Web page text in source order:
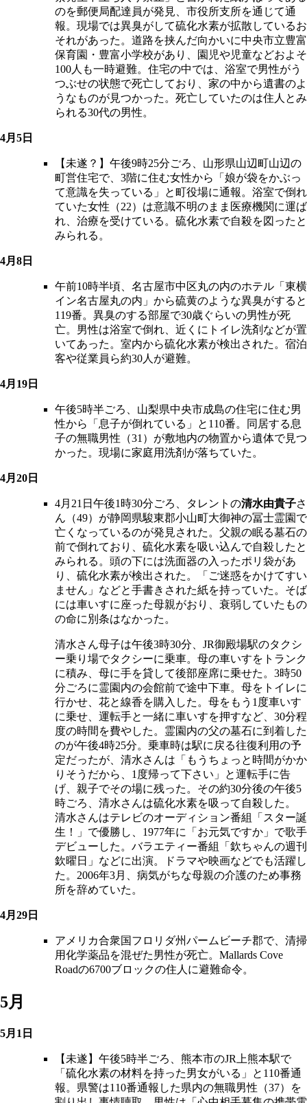
のを郵便局配達員が発見、市役所支所を通じて通
報。現場では異臭がして硫化水素が拡散しているお
それがあった。道路を挟んだ向かいに中央市立豊富
保育園・豊富小学校があり、園児や児童などおよそ
100人も一時避難。住宅の中では、浴室で男性がう
つぶせの状態で死亡しており、家の中から遺書のよ
うなものが見つかった。死亡していたのは住人とみ
られる30代の男性。
4月5日
【未遂？】午後9時25分ごろ、山形県山辺町山辺の
町営住宅で、3階に住む女性から「娘が袋をかぶっ
て意識を失っている」と町役場に通報。浴室で倒れ
ていた女性（22）は意識不明のまま医療機関に運ば
れ、治療を受けている。硫化水素で自殺を図ったと
みられる。
4月8日
午前10時半頃、名古屋市中区丸の内のホテル「東横
イン名古屋丸の内」から硫黄のような異臭がすると
119番。異臭のする部屋で30歳ぐらいの男性が死
亡。男性は浴室で倒れ、近くにトイレ洗剤などが置
いてあった。室内から硫化水素が検出された。宿泊
客や従業員ら約30人が避難。
4月19日
午後5時半ごろ、山梨県中央市成島の住宅に住む男
性から「息子が倒れている」と110番。同居する息
子の無職男性（31）が敷地内の物置から遺体で見つ
かった。現場に家庭用洗剤が落ちていた。
4月20日
4月21日午後1時30分ごろ、タレントの清水由貴子さ
ん（49）が静岡県駿東郡小山町大御神の冨士霊園で
亡くなっているのが発見された。父親の眠る墓石の
前で倒れており、硫化水素を吸い込んで自殺したと
みられる。頭の下には洗面器の入ったポリ袋があ
り、硫化水素が検出された。「ご迷惑をかけてすい
ません」などと手書きされた紙を持っていた。そば
には車いすに座った母親がおり、衰弱していたもの
の命に別条はなかった。
清水さん母子は午後3時30分、JR御殿場駅のタクシ
ー乗り場でタクシーに乗車。母の車いすをトランク
に積み、母に手を貸して後部座席に乗せた。3時50
分ごろに霊園内の会館前で途中下車。母をトイレに
行かせ、花と線香を購入した。母をもう1度車いす
に乗せ、運転手と一緒に車いすを押すなど、30分程
度の時間を費やした。霊園内の父の墓石に到着した
のが午後4時25分。乗車時は駅に戻る往復利用の予
定だったが、清水さんは「もうちょっと時間がかか
りそうだから、1度帰って下さい」と運転手に告
げ、親子でその場に残った。その約30分後の午後5
時ごろ、清水さんは硫化水素を吸って自殺した。
清水さんはテレビのオーディション番組「スター誕
生！」で優勝し、1977年に「お元気ですか」で歌手
デビューした。バラエティー番組「欽ちゃんの週刊
欽曜日」などに出演。ドラマや映画などでも活躍し
た。2006年3月、病気がちな母親の介護のため事務
所を辞めていた。
4月29日
アメリカ合衆国フロリダ州パームビーチ郡で、清掃
用化学薬品を混ぜた男性が死亡。Mallards Cove
Roadの6700ブロックの住人に避難命令。
5月
5月1日
【未遂】午後5時半ごろ、熊本市のJR上熊本駅で
「硫化水素の材料を持った男女がいる」と110番通
報。県警は110番通報した県内の無職男性（37）を